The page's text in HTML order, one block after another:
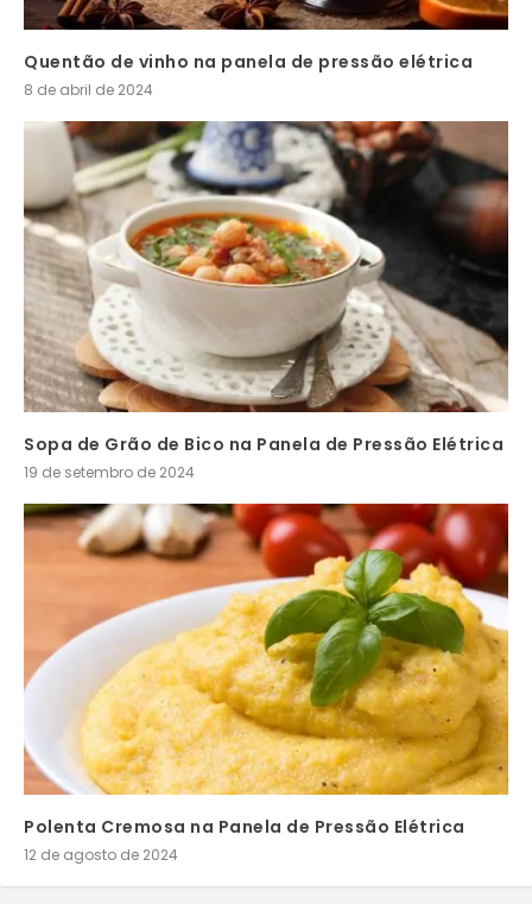
Quentão de vinho na panela de pressão elétrica
8 de abril de 2024
Sopa de Grão de Bico na Panela de Pressão Elétrica
19 de setembro de 2024
Polenta Cremosa na Panela de Pressão Elétrica
12 de agosto de 2024